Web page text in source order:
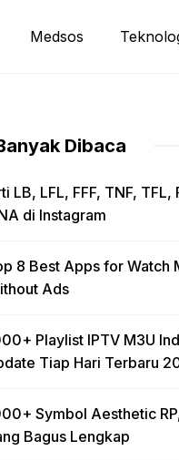
Medsos
Dibaca
LB, LFL, FFF, TNF, TFL,
di Instagram
8 Best Apps for Watch
Ads
Playlist IPTV M3U
Tiap Hari Terbaru
Symbol Aesthetic
Bagus Lengkap